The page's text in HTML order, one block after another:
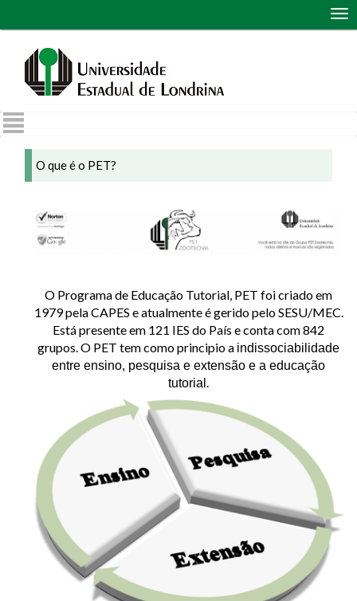
O que é o PET?
O Programa de Educação Tutorial, PET foi criado em
1979 pela CAPES e atualmente é gerido pelo SESU/MEC.
Está presente em 121 IES do País e conta com 842
grupos. O PET tem como principio a indissociabilidade
entre ensino, pesquisa e extensão e a educação
tutorial .